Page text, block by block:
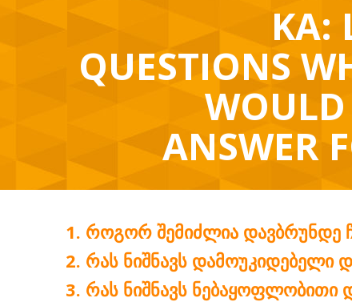
KA:
QUESTIONS
ANSWER
ᲠᲝᲒᲝᲠ ᲨᲔᲛᲘᲫᲚᲘᲐ ᲓᲐᲕᲑᲠᲣᲜᲓᲔ
ᲠᲐᲡ ᲜᲘᲨᲜᲐᲕᲡ ᲓᲐᲛᲝᲣᲙᲘᲓᲔᲑᲔᲚᲘ
ᲠᲐᲡ ᲜᲘᲨᲜᲐᲕᲡ ᲜᲔᲑᲐᲧᲝᲤᲚᲝᲑᲘᲗᲘ